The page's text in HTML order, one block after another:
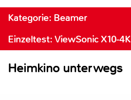
Kategorie: Beamer
Einzeltest: ViewSonic X10-4K
Heimkino unterwegs